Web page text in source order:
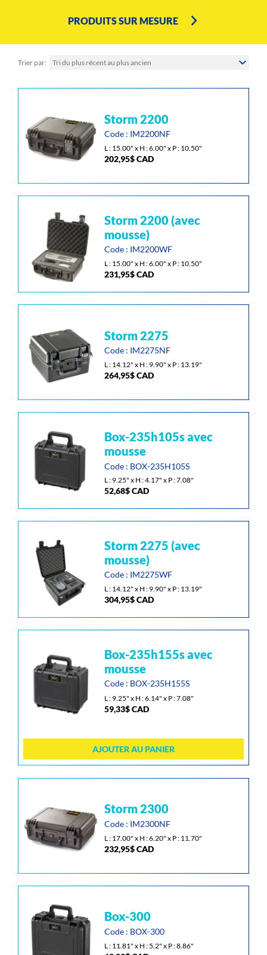
PRODUITS SUR MESURE
Trier par Tri du plus récent au plus ancien
storm 2200
Code : IM2200NF
L : 15.00" x H : 6.00" x P : 10.50"
202,95$CAD
produit
a
plusieurs
variations.
options
peuvent
choisies
page
produit
storm 2200 (avec
mousse)
Code : IM2200WF
L : 15.00" x H : 6.00" x P : 10.50"
231,95$CAD
produit
plusieurs
variations.
options
peuvent
choisies
sur
page
produit
storm 2275
Code : IM2275NF
L : 14.12" x H : 9.90" x P : 13.19"
264,95$CAD
box-235h105s avec
mousse
Code : BOX-235H105S
L : 9.25" x H : 4.17" x P : 7.08"
52,68$CAD
storm 2275 (avec
mousse)
Code : IM2275WF
L : 14.12" x H : 9.90" x P : 13.19"
304,95$CAD
box-235h155s avec
mousse
Code : BOX-235H155S
L : 9.25" x H : 6.14" x P : 7.08"
59,33$CAD
AJOUTER AU PANIER
storm 2300
Code : IM2300NF
L : 17.00" x H : 6.20" x P : 11.70"
232,95$CAD
produit
a
plusieurs
variations.
options
peuvent
choisies
sur
box-300
Code : BOX-300
L : 11.81" x H : 5.2" x P : 8.86"